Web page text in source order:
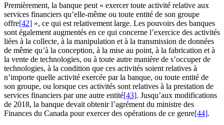
Premièrement, la banque peut « exercer toute activité relative aux
services financiers qu’elle-même ou toute entité de son groupe
offre[42] », ce qui est relativement large. Les pouvoirs des banques
sont également augmentés en ce qui concerne l’exercice des activités
liées à la collecte, à la manipulation et à la transmission de données
de même qu’à la conception, à la mise au point, à la fabrication et à
la vente de technologies, ou à toute autre manière de s’occuper de
technologies, à la condition que ces activités soient relatives à
n’importe quelle activité exercée par la banque, ou toute entité de
son groupe, ou lorsque ces activités sont relatives à la prestation de
services financiers par une autre entité[43]. Jusqu’aux modifications
de 2018, la banque devait obtenir l’agrément du ministre des
Finances du Canada pour exercer des opérations de ce genre[44].